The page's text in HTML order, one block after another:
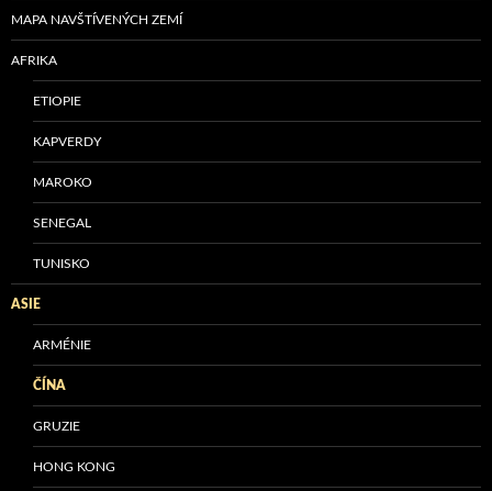
MAPA NAVŠTÍVENÝCH ZEMÍ
AFRIKA
ETIOPIE
KAPVERDY
MAROKO
SENEGAL
TUNISKO
ASIE
ARMÉNIE
ČÍNA
GRUZIE
HONG KONG